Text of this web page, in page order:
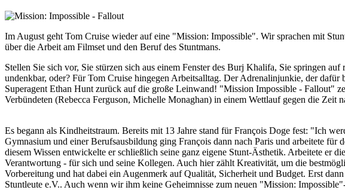
Im August geht Tom Cruise wieder auf eine "Mission: Impossible". Wir sprachen mit
über die Arbeit am Filmset und den Beruf des Stuntmans.
Stellen Sie sich vor, Sie stürzen sich aus einem Fenster des Burj Khalifa, Sie springen
undenkbar, oder? Für Tom Cruise hingegen Arbeitsalltag. Der Adrenalinjunkie, der
Superagent Ethan Hunt zurück auf die große Leinwand! "Mission Impossible - Fallout"
Verbündeten (Rebecca Ferguson, Michelle Monaghan) in einem Wettlauf gegen die Zeit
Es begann als Kindheitstraum. Bereits mit 13 Jahre stand für François Doge fest: "Ich
Gymnasium und einer Berufsausbildung ging François dann nach Paris und arbeitete
diesem Wissen entwickelte er schließlich seine ganz eigene Stunt-Ästhetik. Arbeitete er
Verantwortung - für sich und seine Kollegen. Auch hier zählt Kreativität, um die
Vorbereitung und hat dabei ein Augenmerk auf Qualität, Sicherheit und Budget. Erst
Stuntleute e.V.. Auch wenn wir ihm keine Geheimnisse zum neuen "Mission: